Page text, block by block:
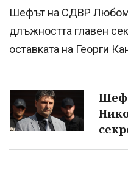
Шефът на СДВР
длъжността главен
оставката на Георги